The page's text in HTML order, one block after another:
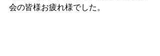
会の皆様お疲れ様でした。